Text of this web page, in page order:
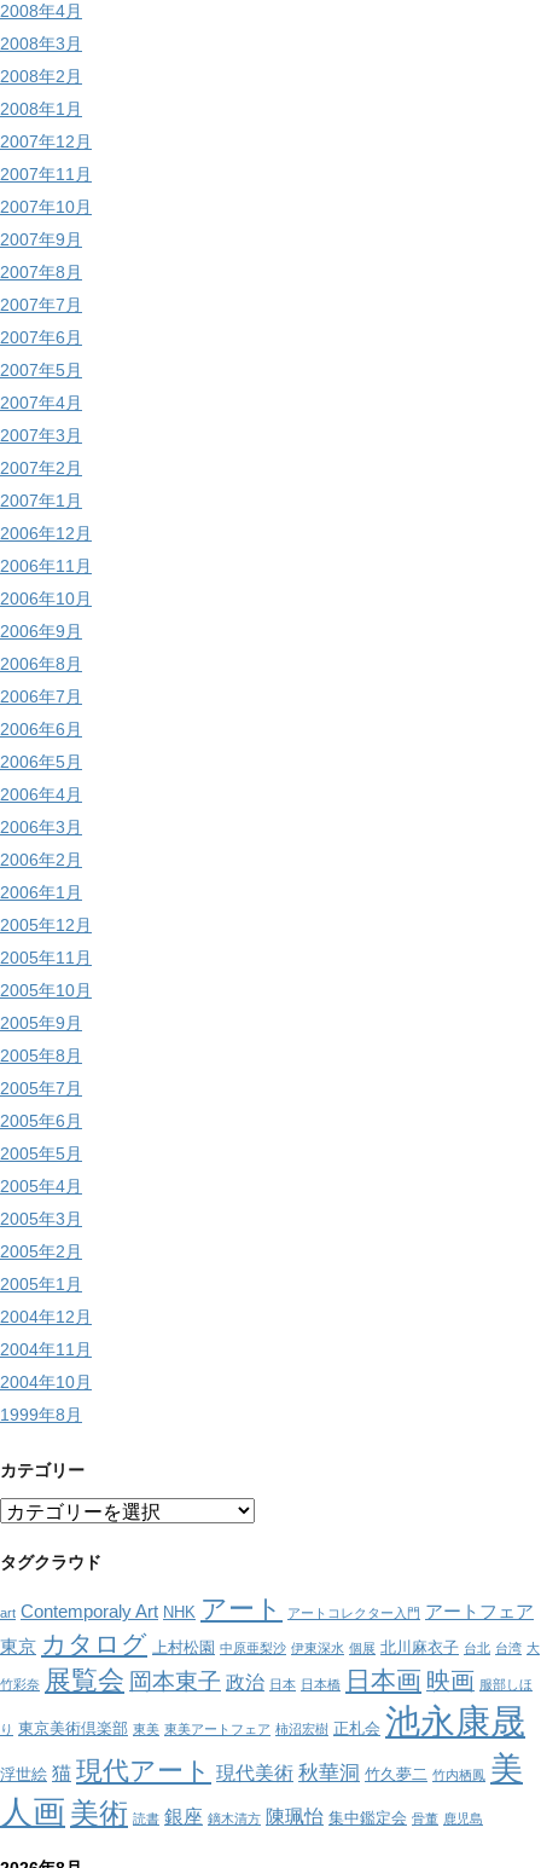
2008年4月
2008年3月
2008年2月
2008年1月
2007年12月
2007年11月
2007年10月
2007年9月
2007年8月
2007年7月
2007年6月
2007年5月
2007年4月
2007年3月
2007年2月
2007年1月
2006年12月
2006年11月
2006年10月
2006年9月
2006年8月
2006年7月
2006年6月
2006年5月
2006年4月
2006年3月
2006年2月
2006年1月
2005年12月
2005年11月
2005年10月
2005年9月
2005年8月
2005年7月
2005年6月
2005年5月
2005年4月
2005年3月
2005年2月
2005年1月
2004年12月
2004年11月
2004年10月
1999年8月
カテゴリー
カ
ゴ
ー
タグクラウド
art Contemporaly Art NHK アート アートコレクター入門 アートフェア
東京 カタログ 上村松園 中原亜梨沙 伊東深水 個展 北川麻衣子 台北 台湾 大
竹彩奈 展覧会 岡本東子 政治 日本 日本橋 日本画 映画 服部しほ
り 東京美術倶楽部 東美 東美アートフェア 柿沼宏樹 正札会 池永康晟
浮世絵 猫 現代アート 現代美術 秋華洞 竹久夢二 竹内栖鳳 美
人画 美術 読書 銀座 鏑木清方 陳珮怡 集中鑑定会 骨董 鹿児島